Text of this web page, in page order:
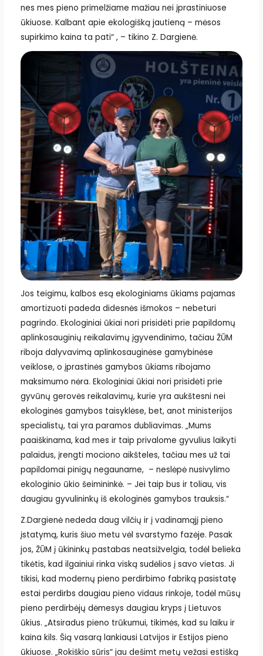
nes mes pieno primelžiame mažiau nei įprastiniuose
ūkiuose. Kalbant apie ekologišką jautieną – mėsos
supirkimo kaina ta pati“ , – tikino Z. Dargienė.
Jos teigimu, kalbos esą ekologiniams ūkiams pajamas
amortizuoti padeda didesnės išmokos – nebeturi
pagrindo. Ekologiniai ūkiai nori prisidėti prie papildomų
aplinkosauginių reikalavimų įgyvendinimo, tačiau ŽŪM
riboja dalyvavimą aplinkosauginėse gamybinėse
veiklose, o įprastinės gamybos ūkiams ribojamo
maksimumo nėra. Ekologiniai ūkiai nori prisidėti prie
gyvūnų gerovės reikalavimų, kurie yra aukštesni nei
ekologinės gamybos taisyklėse, bet, anot ministerijos
specialistų, tai yra paramos dubliavimas. „Mums
paaiškinama, kad mes ir taip privalome gyvulius laikyti
palaidus, įrengti mociono aikšteles, tačiau mes už tai
papildomai pinigų negauname, – neslėpė nusivylimo
ekologinio ūkio šeimininkė. – Jei taip bus ir toliau, vis
daugiau gyvulininkų iš ekologinės gamybos trauksis.“
Z.Dargienė nededa daug vilčių ir į vadinamąjį pieno
įstatymą, kuris šiuo metu vėl svarstymo fazėje. Pasak
jos, ŽŪM į ūkininkų pastabas neatsižvelgia, todėl belieka
tikėtis, kad ilgainiui rinka viską sudėlios į savo vietas. Ji
tikisi, kad modernų pieno perdirbimo fabriką pasistatę
estai perdirbs daugiau pieno vidaus rinkoje, todėl mūsų
pieno perdirbėjų dėmesys daugiau kryps į Lietuvos
ūkius. „Atsiradus pieno trūkumui, tikimės, kad su laiku ir
kaina kils. Šią vasarą lankiausi Latvijos ir Estijos pieno
ūkiuose. „Rokiškio sūris“ jau dešimt metų vežasi estišką